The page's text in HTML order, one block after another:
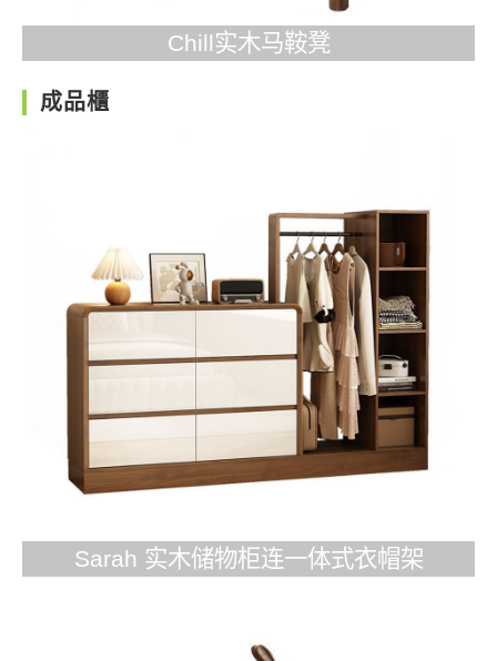
Chill实木马鞍凳
成品櫃
Sarah 实木储物柜连一体式衣帽架